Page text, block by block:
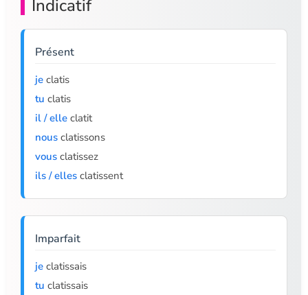
Indicatif
Présent
je clatis
tu clatis
il / elle clatit
nous clatissons
vous clatissez
ils / elles clatissent
Imparfait
je clatissais
tu clatissais